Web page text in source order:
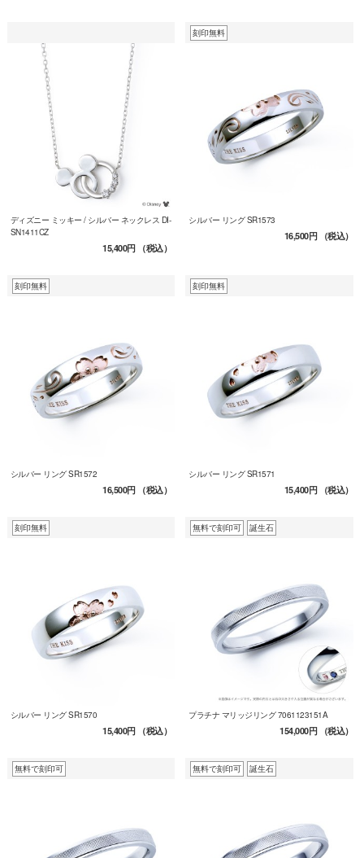
ディズニー ミッキー / シルバー ネックレス DI-
SN1411CZ
15,400円（税込）
刻印無料
シルバー リング SR1573
16,500円（税込）
刻印無料
シルバー リング SR1572
16,500円（税込）
刻印無料
シルバー リング SR1571
15,400円（税込）
刻印無料
シルバー リング SR1570
15,400円（税込）
無料で刻印可 誕生石
プラチナ マリッジリング 7061123151A
154,000円（税込）
無料で刻印可 無料で刻印可 誕生石